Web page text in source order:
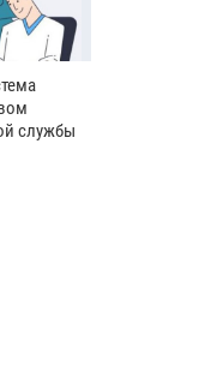
службы